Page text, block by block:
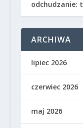
odchudzanie:
ARCHIWA
lipiec 2026
czerwiec 2026
maj 2026